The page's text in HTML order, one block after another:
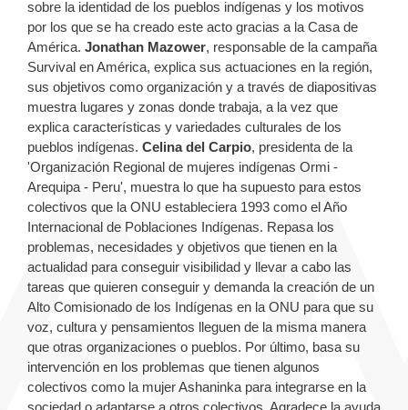
sobre la identidad de los pueblos indígenas y los motivos
por los que se ha creado este acto gracias a la Casa de
América. Jonathan Mazower, responsable de la campaña
Survival en América, explica sus actuaciones en la región,
sus objetivos como organización y a través de diapositivas
muestra lugares y zonas donde trabaja, a la vez que
explica características y variedades culturales de los
pueblos indígenas. Celina del Carpio, presidenta de la
'Organización Regional de mujeres indígenas Ormi -
Arequipa - Peru', muestra lo que ha supuesto para estos
colectivos que la ONU estableciera 1993 como el Año
Internacional de Poblaciones Indígenas. Repasa los
problemas, necesidades y objetivos que tienen en la
actualidad para conseguir visibilidad y llevar a cabo las
tareas que quieren conseguir y demanda la creación de un
Alto Comisionado de los Indígenas en la ONU para que su
voz, cultura y pensamientos lleguen de la misma manera
que otras organizaciones o pueblos. Por último, basa su
intervención en los problemas que tienen algunos
colectivos como la mujer Ashaninka para integrarse en la
sociedad o adaptarse a otros colectivos. Agradece la ayuda